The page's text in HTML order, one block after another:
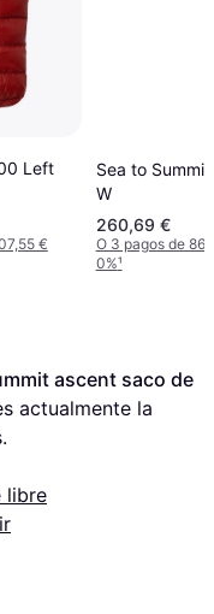
Left
€
Sea to
W
260,69 €
O 3 pagos de
0%¹
ascent saco de
actualmente la
libre